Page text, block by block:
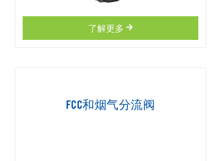
了解更多
FCC和烟气分流阀